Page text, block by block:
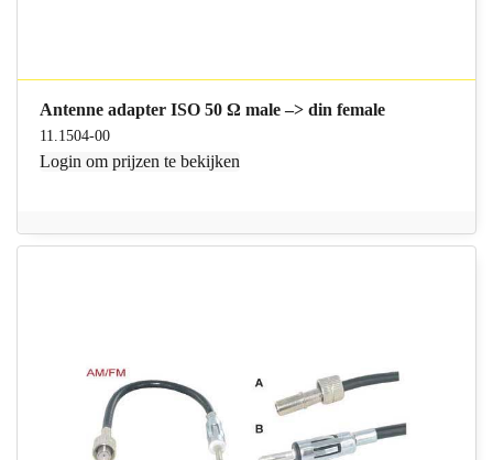
Antenne adapter ISO 50 Ω male –> din female
11.1504-00
Login om prijzen te bekijken